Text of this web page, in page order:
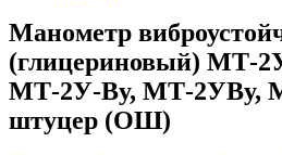
Манометр
(глицериновый) МТ-
МТ-2У-Ву, МТ-2УВу,
штуцер (ОШ)